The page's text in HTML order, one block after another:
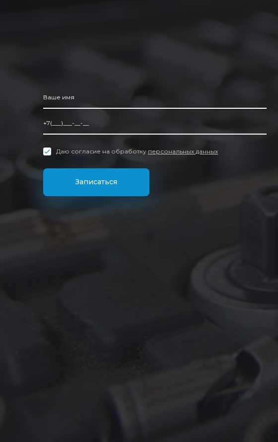
Даю согласие на обработку персональных данных
Записаться